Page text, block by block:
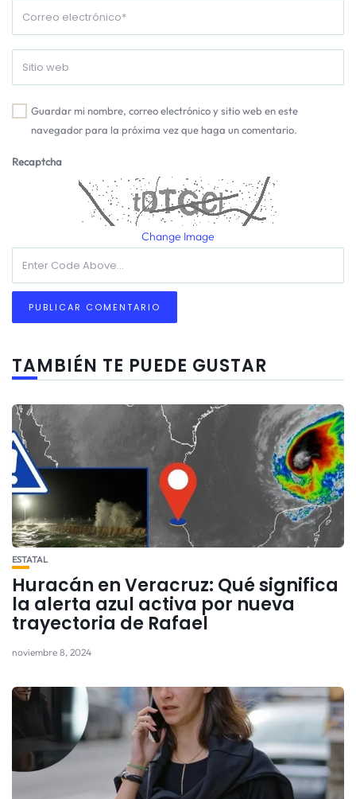
Guardar mi nombre, correo electrónico y sitio web en este
navegador para la próxima vez que haga un comentario.
Recaptcha
Change Image
TAMBIÉN TE PUEDE GUSTAR
ESTATAL
Huracán en Veracruz: Qué significa
la alerta azul activa por nueva
trayectoria de Rafael
noviembre 8, 2024